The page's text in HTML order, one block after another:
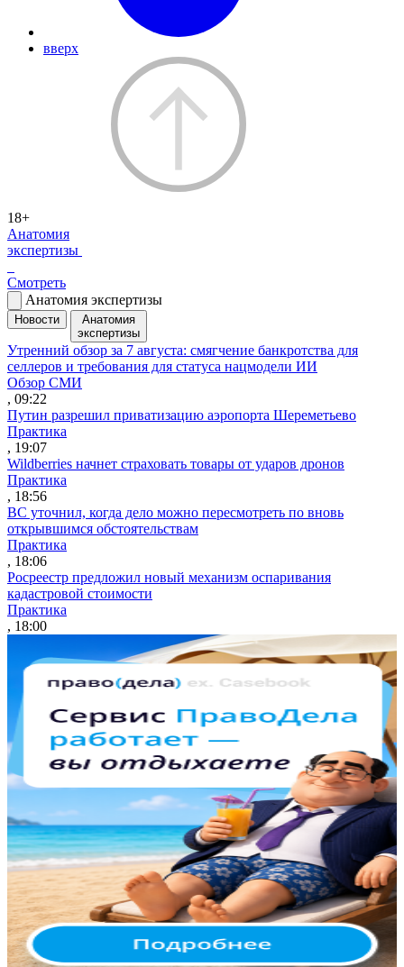
вверх
18+
Анатомия
экспертизы
Смотреть
Анатомия экспертизы
Новости
Анатомия
экспертизы
Утренний обзор за 7 августа: смягчение банкротства для
селлеров и требования для статуса нацмодели ИИ
Обзор СМИ
, 09:22
Путин разрешил приватизацию аэропорта Шереметьево
Практика
, 19:07
Wildberries начнет страховать товары от ударов дронов
Практика
, 18:56
ВС уточнил, когда дело можно пересмотреть по вновь
открывшимся обстоятельствам
Практика
, 18:06
Росреестр предложил новый механизм оспаривания
кадастровой стоимости
Практика
, 18:00